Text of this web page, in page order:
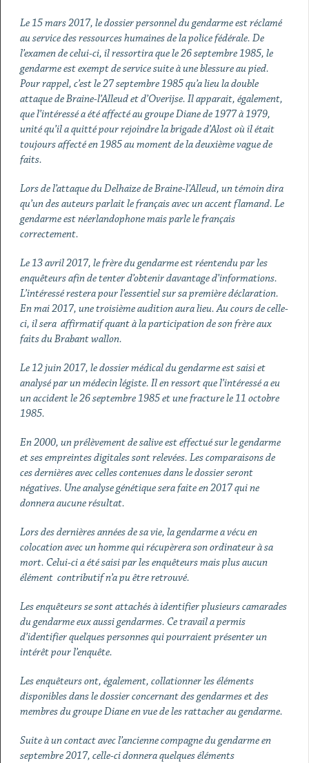
Le 15 mars 2017, le dossier personnel du gendarme est réclamé
au service des ressources humaines de la police fédérale. De
l’examen de celui-ci, il ressortira que le 26 septembre 1985, le
gendarme est exempt de service suite à une blessure au pied.
Pour rappel, c’est le 27 septembre 1985 qu’a lieu la double
attaque de Braine-l’Alleud et d’Overijse. Il apparait, également,
que l’intéressé a été affecté au groupe Diane de 1977 à 1979,
unité qu’il a quitté pour rejoindre la brigade d’Alost où il était
toujours affecté en 1985 au moment de la deuxième vague de
faits.
Lors de l’attaque du Delhaize de Braine-l’Alleud, un témoin dira
qu’un des auteurs parlait le français avec un accent flamand. Le
gendarme est néerlandophone mais parle le français
correctement.
Le 13 avril 2017, le frère du gendarme est réentendu par les
enquêteurs afin de tenter d’obtenir davantage d’informations.
L’intéressé restera pour l’essentiel sur sa première déclaration.
En mai 2017, une troisième audition aura lieu. Au cours de celle-
ci, il sera affirmatif quant à la participation de son frère aux
faits du Brabant wallon.
Le 12 juin 2017, le dossier médical du gendarme est saisi et
analysé par un médecin légiste. Il en ressort que l’intéressé a eu
un accident le 26 septembre 1985 et une fracture le 11 octobre
1985.
En 2000, un prélèvement de salive est effectué sur le gendarme
et ses empreintes digitales sont relevées. Les comparaisons de
ces dernières avec celles contenues dans le dossier seront
négatives. Une analyse génétique sera faite en 2017 qui ne
donnera aucune résultat.
Lors des dernières années de sa vie, la gendarme a vécu en
colocation avec un homme qui récupèrera son ordinateur à sa
mort. Celui-ci a été saisi par les enquêteurs mais plus aucun
élément contributif n’a pu être retrouvé.
Les enquêteurs se sont attachés à identifier plusieurs camarades
du gendarme eux aussi gendarmes. Ce travail a permis
d’identifier quelques personnes qui pourraient présenter un
intérêt pour l’enquête.
Les enquêteurs ont, également, collationner les éléments
disponibles dans le dossier concernant des gendarmes et des
membres du groupe Diane en vue de les rattacher au gendarme.
Suite à un contact avec l’ancienne compagne du gendarme en
septembre 2017, celle-ci donnera quelques éléments